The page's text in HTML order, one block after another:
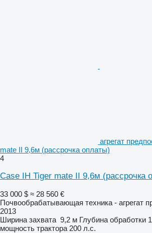
агрегат
mate II 9,6м (рассрочка оплаты)
4
Case IH Tiger mate II 9,6м (рассрочка
33 000 $ ≈ 28 560 €
Почвообрабатывающая техника - агрегат
2013
Ширина захвата 9,2 м Глубина обработки
мощность трактора 200 л.с.